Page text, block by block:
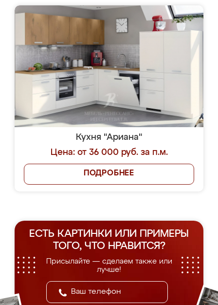
Кухня "Ариана"
Цена: от 36 000 руб. за п.м.
ПОДРОБНЕЕ
ЕСТЬ КАРТИНКИ ИЛИ ПРИМЕРЫ
ТОГО, ЧТО НРАВИТСЯ?
Присылайте — сделаем также или
лучше!